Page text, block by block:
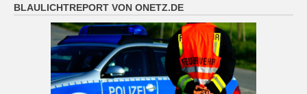
BLAULICHTREPORT VON ONETZ.DE